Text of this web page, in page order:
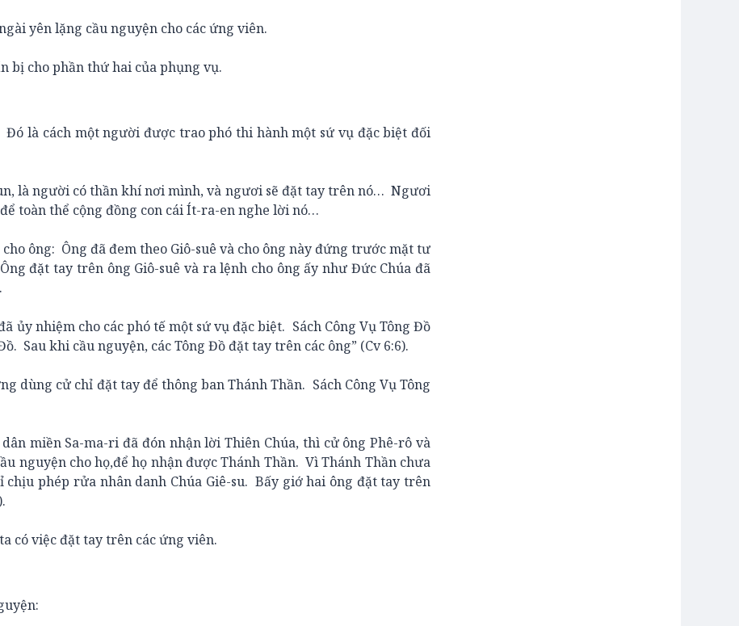
yên lặng cầu nguyện cho các ứng viên.
cho phần thứ hai của phụng vụ.
là cách một người được trao phó thi hành một sứ vụ đặc biệt đối
là người có thần khí nơi mình, và ngươi sẽ đặt tay trên nó… Ngươi
toàn thể cộng đồng con cái Ít-ra-en nghe lời nó…
ông: Ông đã đem theo Giô-suê và cho ông này đứng trước mặt tư
đặt tay trên ông Giô-suê và ra lệnh cho ông ấy như Đức Chúa đã
nhiệm cho các phó tế một sứ vụ đặc biệt. Sách Công Vụ Tông Đồ
Sau khi cầu nguyện, các Tông Đồ đặt tay trên các ông” (Cv 6:6).
cử chỉ đặt tay để thông ban Thánh Thần. Sách Công Vụ Tông
miền Sa-ma-ri đã đón nhận lời Thiên Chúa, thì cử ông Phê-rô và
nguyện cho họ,để họ nhận được Thánh Thần. Vì Thánh Thần chưa
phép rửa nhân danh Chúa Giê-su. Bấy giớ hai ông đặt tay trên
việc đặt tay trên các ứng viên.